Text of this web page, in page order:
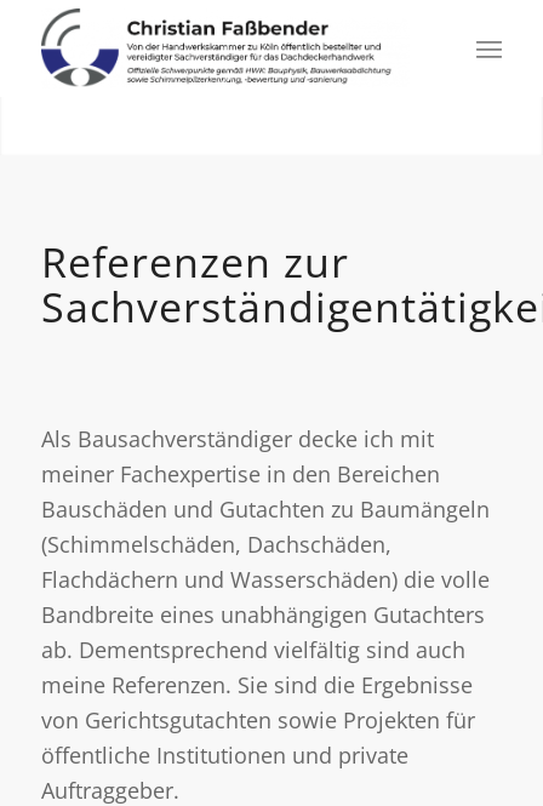
Referenzen zur
Als Bausachverständiger decke ich mit
meiner Fachexpertise in den Bereichen
Bauschäden und Gutachten zu Baumängeln
(Schimmelschäden, Dachschäden,
Flachdächern und Wasserschäden) die volle
Bandbreite eines unabhängigen Gutachters
ab. Dementsprechend vielfältig sind auch
meine Referenzen. Sie sind die Ergebnisse
von Gerichtsgutachten sowie Projekten für
öffentliche Institutionen und private
Auftraggeber.